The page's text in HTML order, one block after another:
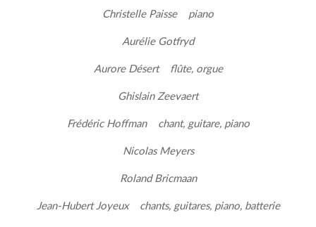
Christelle Paisse piano
Aurélie Gotfryd
Aurore Désert flûte, orgue
Ghislain Zeevaert
Frédéric Hoffman chant, guitare, piano
Nicolas Meyers
Roland Bricmaan
Jean-Hubert Joyeux chants, guitares, piano, batterie